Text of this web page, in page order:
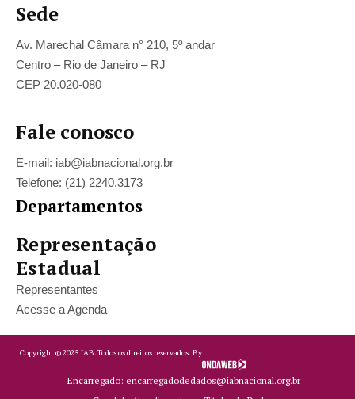
Sede
Av. Marechal Câmara n° 210, 5º andar
Centro – Rio de Janeiro – RJ
CEP 20.020-080
Fale conosco
E-mail: iab@iabnacional.org.br
Telefone: (21) 2240.3173
Departamentos
Representação
Estadual
Representantes
Acesse a Agenda
Copyright ©2025 IAB.Todos os direitos reservados. By
Encarregado: encarregadodedados@iabnacional.org.br